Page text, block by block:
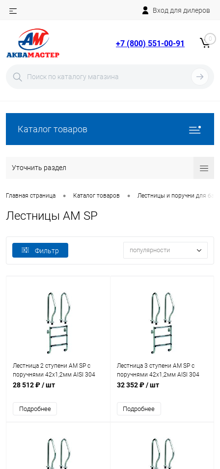
Вход для дилеров
+7 (800) 551-00-91 0
Каталог товаров
Уточнить раздел
Главная страница • Каталог товаров • Лестницы и поручни для
Лестницы AM SP
Фильтр популярности
Лестница 2 ступени AM SP с
поручнями 42х1,2мм AISI 304
(SP-215)
28 512 ₽/ шт
Подробнее
Лестница 3 ступени AM SP с
поручнями 42х1,2мм AISI 304
(SP-315)
32 352 ₽/ шт
Подробнее